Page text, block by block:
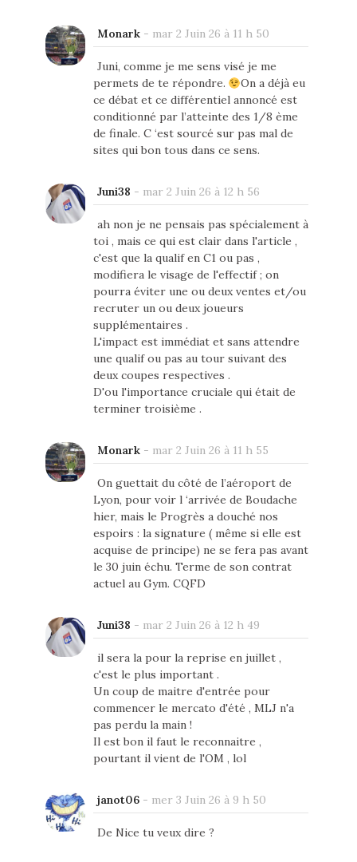
Monark- mar 2 Juin 26 à 11 h 50
Juni, comme je me sens visé je me
permets de te répondre.
On a déjà eu
ce débat et ce différentiel annoncé est
conditionné par l’atteinte des 1/8 ème
de finale. C ‘est sourcé sur pas mal de
sites qui bon tous dans ce sens.
Juni38 - mar 2 Juin 26 à 12 h 56
ah non je ne pensais pas spécialement à
toi , mais ce qui est clair dans l'article ,
c'est que la qualif en C1 ou pas ,
modifiera le visage de l'effectif ; on
pourra éviter une ou deux ventes et/ou
recruter un ou deux joueurs
supplémentaires .
L'impact est immédiat et sans attendre
une qualif ou pas au tour suivant des
deux coupes respectives .
D'ou l'importance cruciale qui était de
terminer troisième .
Monark- mar 2 Juin 26 à 11 h 55
On guettait du côté de l’aéroport de
Lyon, pour voir l ‘arrivée de Boudache
hier, mais le Progrès a douché nos
espoirs : la signature ( même si elle est
acquise de principe) ne se fera pas avant
le 30 juin échu. Terme de son contrat
actuel au Gym. CQFD
Juni38 - mar 2 Juin 26 à 12 h 49
il sera la pour la reprise en juillet ,
c'est le plus important .
Un coup de maitre d'entrée pour
commencer le mercato d'été , MLJ n'a
pas perdu la main !
Il est bon il faut le reconnaitre ,
pourtant il vient de l'OM , lol
janot06- mer 3 Juin 26 à 9 h 50
De Nice tu veux dire ?